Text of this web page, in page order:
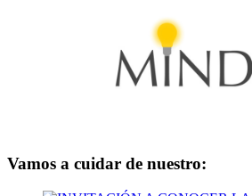
Vamos a cuidar de nuestro: